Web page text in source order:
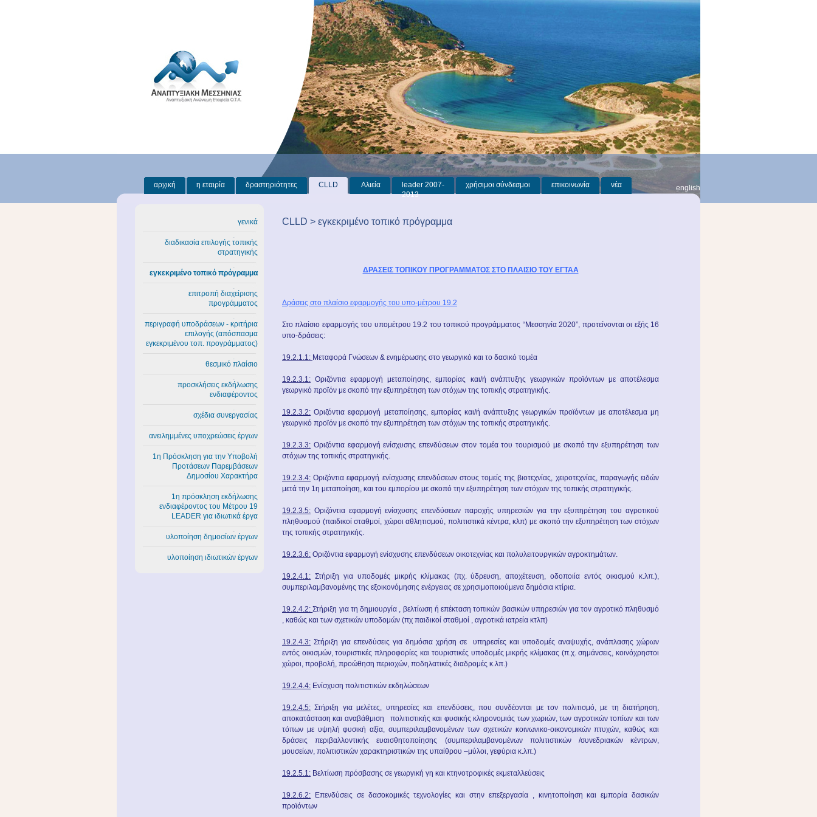
αρχική η εταιρία δραστηριότητες CLLD Αλιεία
leader 2007-
2013
χρήσιμοι σύνδεσμοι επικοινωνία νέα english
γενικά
διαδικασία επιλογής τοπικής
στρατηγικής
εγκεκριμένο τοπικό πρόγραμμα
επιτροπή διαχείρισης
προγράμματος
περιγραφή υποδράσεων - κριτήρια
επιλογής (απόσπασμα
εγκεκριμένου τοπ. προγράμματος)
θεσμικό πλαίσιο
προσκλήσεις εκδήλωσης
ενδιαφέροντος
σχέδια συνεργασίας
ανειλημμένες υποχρεώσεις έργων
1η Πρόσκληση για την Υποβολή
Προτάσεων Παρεμβάσεων
Δημοσίου Χαρακτήρα
1η πρόσκληση εκδήλωσης
ενδιαφέροντος του Μέτρου 19
LEADER για ιδιωτικά έργα
υλοποίηση δημοσίων έργων
υλοποίηση ιδιωτικών έργων
CLLD > εγκεκριμένο τοπικό πρόγραμμα
ΔΡΑΣΕΙΣ ΤΟΠΙΚΟΥ ΠΡΟΓΡΑΜΜΑΤΟΣ ΣΤΟ ΠΛΑΙΣΙΟ ΤΟΥ ΕΓΤΑΑ
Δράσεις στο πλαίσιο εφαρμογής του υπο-μέτρου 19.2
Στο πλαίσιο εφαρμογής του υπομέτρου 19.2 του τοπικού προγράμματος “Μεσσηνία 2020”, προτείνονται οι εξής 16
υπο-δράσεις:
19.2.1.1: Μεταφορά Γνώσεων & ενημέρωσης στο γεωργικό και το δασικό τομέα
19.2.3.1: Οριζόντια εφαρμογή μεταποίησης, εμπορίας και/ή ανάπτυξης γεωργικών προϊόντων με αποτέλεσμα
γεωργικό προϊόν με σκοπό την εξυπηρέτηση των στόχων της τοπικής στρατηγικής.
19.2.3.2: Οριζόντια εφαρμογή μεταποίησης, εμπορίας και/ή ανάπτυξης γεωργικών προϊόντων με αποτέλεσμα μη
γεωργικό προϊόν με σκοπό την εξυπηρέτηση των στόχων της τοπικής στρατηγικής.
19.2.3.3: Οριζόντια εφαρμογή ενίσχυσης επενδύσεων στον τομέα του τουρισμού με σκοπό την εξυπηρέτηση των
στόχων της τοπικής στρατηγικής.
19.2.3.4: Οριζόντια εφαρμογή ενίσχυσης επενδύσεων στους τομείς της βιοτεχνίας, χειροτεχνίας, παραγωγής ειδών
μετά την 1η μεταποίηση, και του εμπορίου με σκοπό την εξυπηρέτηση των στόχων της τοπικής στρατηγικής.
19.2.3.5: Οριζόντια εφαρμογή ενίσχυσης επενδύσεων παροχής υπηρεσιών για την εξυπηρέτηση του αγροτικού
πληθυσμού (παιδικοί σταθμοί, χώροι αθλητισμού, πολιτιστικά κέντρα, κλπ) με σκοπό την εξυπηρέτηση των στόχων
της τοπικής στρατηγικής.
19.2.3.6: Οριζόντια εφαρμογή ενίσχυσης επενδύσεων οικοτεχνίας και πολυλειτουργικών αγροκτημάτων.
19.2.4.1: Στήριξη για υποδομές μικρής κλίμακας (πχ. ύδρευση, αποχέτευση, οδοποιία εντός οικισμού κ.λπ.),
συμπεριλαμβανομένης της εξοικονόμησης ενέργειας σε χρησιμοποιούμενα δημόσια κτίρια.
19.2.4.2:Στήριξη για τη δημιουργία , βελτίωση ή επέκταση τοπικών βασικών υπηρεσιών για τον αγροτικό πληθυσμό
, καθώς και των σχετικών υποδομών (πχ παιδικοί σταθμοί , αγροτικά ιατρεία κτλπ)
19.2.4.3: Στήριξη για επενδύσεις για δημόσια χρήση σε υπηρεσίες και υποδομές αναψυχής, ανάπλασης χώρων
εντός οικισμών, τουριστικές πληροφορίες και τουριστικές υποδομές μικρής κλίμακας (π.χ. σημάνσεις, κοινόχρηστοι
χώροι, προβολή, προώθηση περιοχών, ποδηλατικές διαδρομές κ.λπ.)
19.2.4.4: Ενίσχυση πολιτιστικών εκδηλώσεων
19.2.4.5: Στήριξη για μελέτες, υπηρεσίες και επενδύσεις, που συνδέονται με τον πολιτισμό, με τη διατήρηση,
αποκατάσταση και αναβάθμιση πολιτιστικής και φυσικής κληρονομιάς των χωριών, των αγροτικών τοπίων και των
τόπων με υψηλή φυσική αξία, συμπεριλαμβανομένων των σχετικών κοινωνικο-οικονομικών πτυχών, καθώς και
δράσεις περιβαλλοντικής ευαισθητοποίησης (συμπεριλαμβανομένων πολιτιστικών /συνεδριακών κέντρων,
μουσείων, πολιτιστικών χαρακτηριστικών της υπαίθρου –μύλοι, γεφύρια κ.λπ.)
19.2.5.1: Βελτίωση πρόσβασης σε γεωργική γη και κτηνοτροφικές εκμεταλλεύσεις
19.2.6.2: Επενδύσεις σε δασοκομικές τεχνολογίες και στην επεξεργασία , κινητοποίηση και εμπορία δασικών
προϊόντων